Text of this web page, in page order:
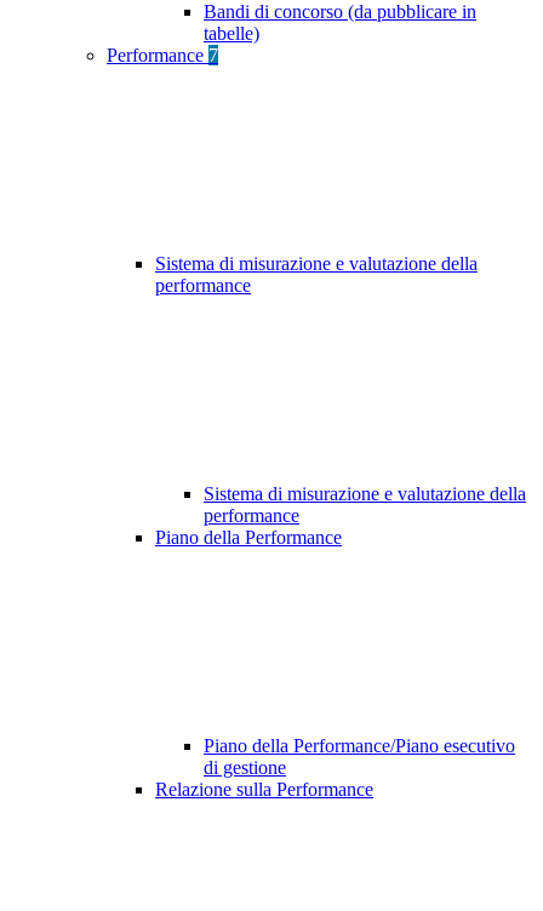
Bandi di concorso (da pubblicare in
tabelle)
Performance 7
Sistema di misurazione e valutazione della
performance
Sistema di misurazione e valutazione della
performance
Piano della Performance
Piano della Performance/Piano esecutivo
di gestione
Relazione sulla Performance